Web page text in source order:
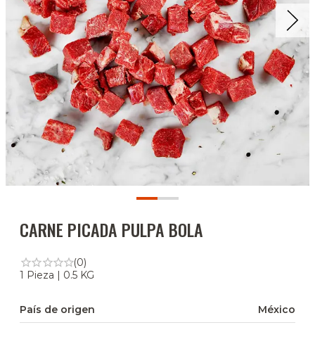
CARNE PICADA PULPA BOLA
(0)
1 Pieza | 0.5 KG
País de origen México